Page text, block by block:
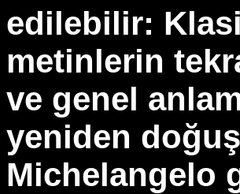
edilebilir:
metinlerin
ve genel
yeniden
Michelangelo